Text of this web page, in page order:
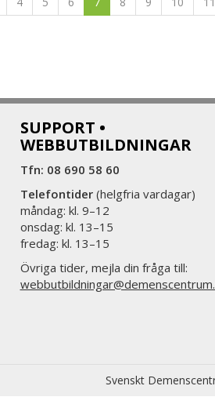
SUPPORT •
WEBBUTBILDNINGAR
Tfn: 08 690 58 60
Telefontider(helgfria vardagar)
måndag: kl. 9–12
onsdag: kl. 13–15
fredag: kl. 13–15
Övriga tider, mejla din fråga till:
Svenskt